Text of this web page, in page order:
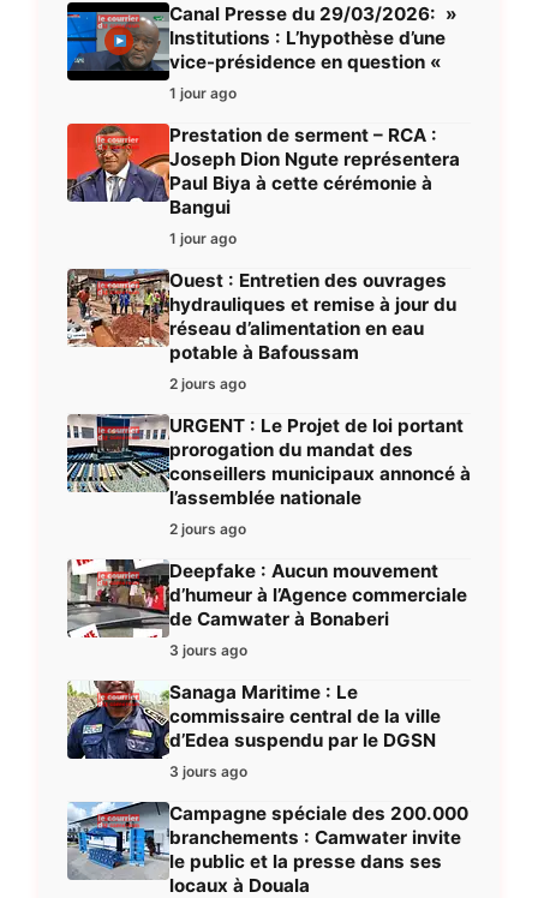
Canal Presse du 29/03/2026: »
Institutions : L’hypothèse d’une
vice-présidence en question «
1 jour ago
Prestation de serment – RCA :
Joseph Dion Ngute représentera
Paul Biya à cette cérémonie à
Bangui
1 jour ago
Ouest : Entretien des ouvrages
hydrauliques et remise à jour du
réseau d’alimentation en eau
potable à Bafoussam
2 jours ago
URGENT : Le Projet de loi portant
prorogation du mandat des
conseillers municipaux annoncé à
l’assemblée nationale
2 jours ago
Deepfake : Aucun mouvement
d’humeur à l’Agence commerciale
de Camwater à Bonaberi
3 jours ago
Sanaga Maritime : Le
commissaire central de la ville
d’Edea suspendu par le DGSN
3 jours ago
Campagne spéciale des 200.000
branchements : Camwater invite
le public et la presse dans ses
locaux à Douala